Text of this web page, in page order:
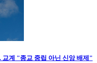
교계 "종교 중립 아닌 신앙 배제"